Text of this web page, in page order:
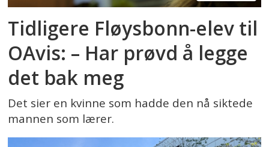
Tidligere Fløysbonn-elev til
OAvis: – Har prøvd å legge
det bak meg
Det sier en kvinne som hadde den nå siktede
mannen som lærer.